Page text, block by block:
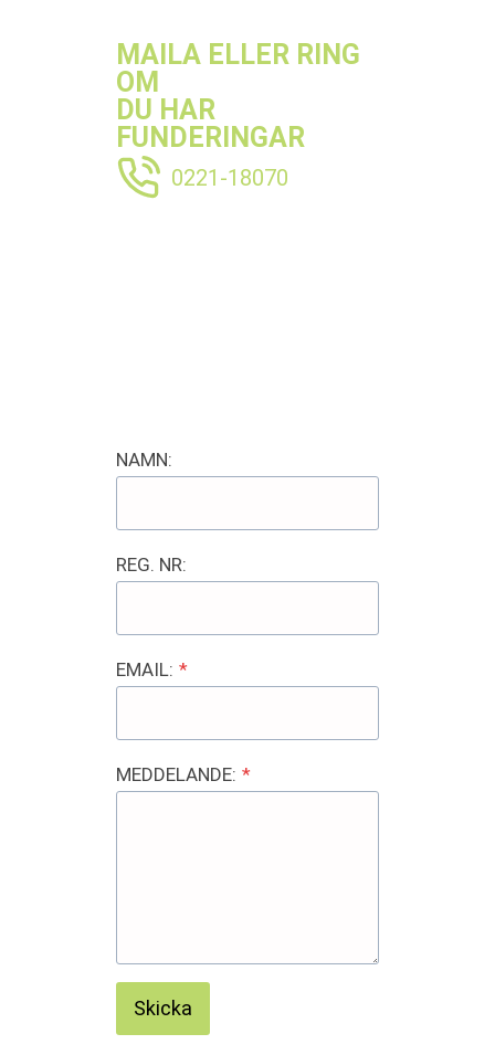
MAILA ELLER RING
OM
DU HAR
FUNDERINGAR
0221-18070
NAMN:
REG. NR:
EMAIL: *
MEDDELANDE: *
Skicka